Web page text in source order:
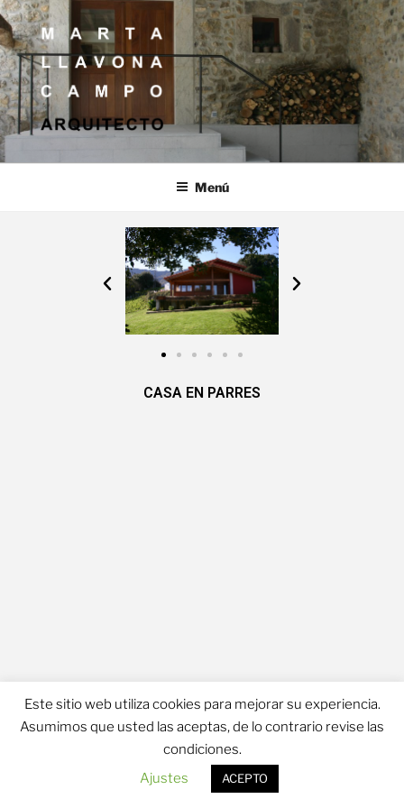
MARTA LLAVONA CAMPO
Menú
CASA EN PARRES
Política de Privacidad
Este sitio web utiliza cookies para mejorar su experiencia.
Asumimos que usted las aceptas, de lo contrario revise las
condiciones.
Ajustes
ACEPTO